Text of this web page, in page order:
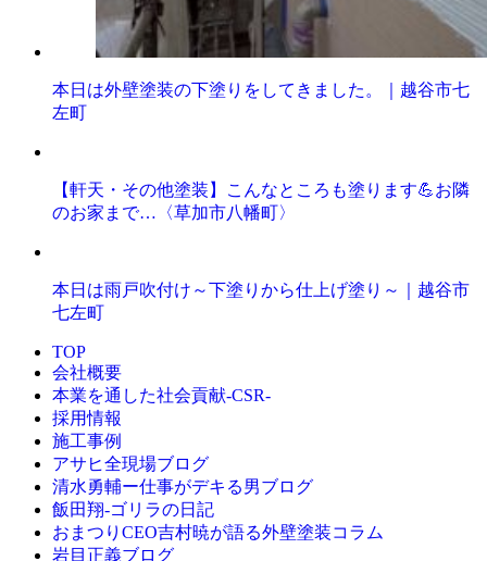
本日は外壁塗装の下塗りをしてきました。｜越谷市七
左町
【軒天・その他塗装】こんなところも塗ります💪お隣
のお家まで…〈草加市八幡町〉
本日は雨戸吹付け～下塗りから仕上げ塗り～｜越谷市
七左町
TOP
会社概要
本業を通した社会貢献-CSR-
採用情報
施工事例
アサヒ全現場ブログ
清水勇輔ー仕事がデキる男ブログ
飯田翔-ゴリラの日記
おまつりCEO吉村暁が語る外壁塗装コラム
岩目正義ブログ